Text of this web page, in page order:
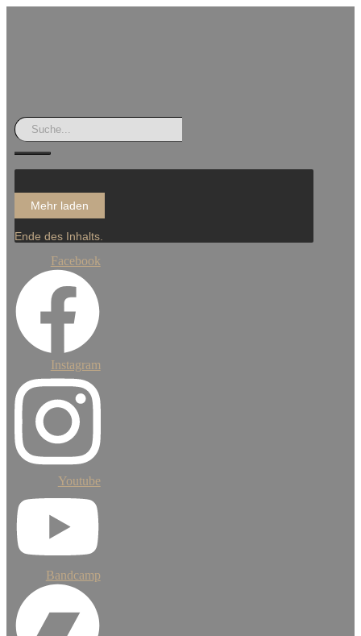
Mehr laden
Ende des Inhalts.
Facebook
Instagram
Youtube
Bandcamp